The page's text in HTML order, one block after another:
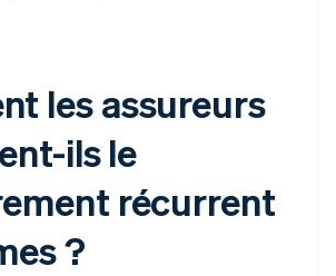
les assureurs
ils le
récurrent
?